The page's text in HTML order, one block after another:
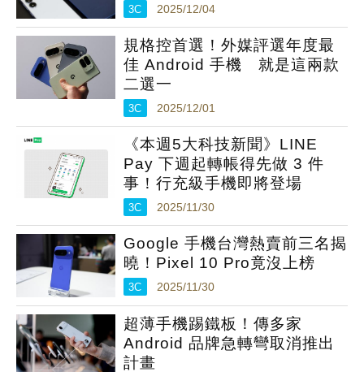
3C 2025/12/04
規格控首選！外媒評選年度最
佳 Android 手機 就是這兩款
二選一
3C 2025/12/01
《本週5大科技新聞》LINE
Pay 下週起轉帳得先做 3 件
事！行充級手機即將登場
3C 2025/11/30
Google 手機台灣熱賣前三名揭
曉！Pixel 10 Pro竟沒上榜
3C 2025/11/30
超薄手機踢鐵板！傳多家
Android 品牌急轉彎取消推出
計畫